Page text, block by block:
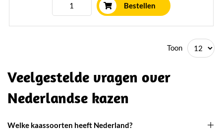
Bestellen
Toon
Veelgestelde vragen over
Nederlandse kazen
Welke kaassoorten heeft Nederland?